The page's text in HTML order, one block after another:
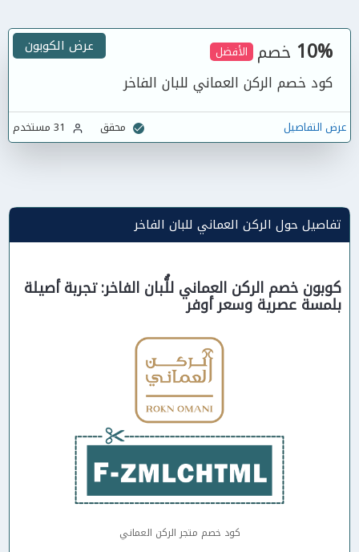
10% خصم الأفضل
كود خصم الركن العماني للبان الفاخر
عرض الكوبون
عرض التفاصيل محقق
تفاصيل حول الركن العماني للبان الفاخر
كوبون خصم الركن العماني للُّبان الفاخر: تجربة أصيلة
بلمسة عصرية وسعر أوفر
كود خصم متجر الركن العماني